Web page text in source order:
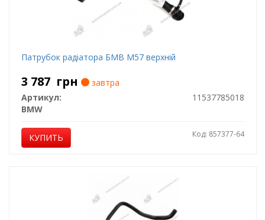
Патрубок радіатора БМВ М57 верхній
3 787 грн
завтра
Артикул:
11537785018
BMW
КУПИТЬ Код: 857377-64